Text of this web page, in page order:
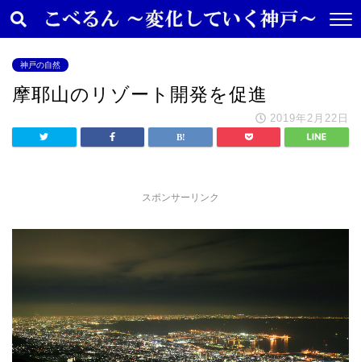
神戸の自然
摩耶山のリゾート開発を促進
2019年2月22日
スポンサーリンク